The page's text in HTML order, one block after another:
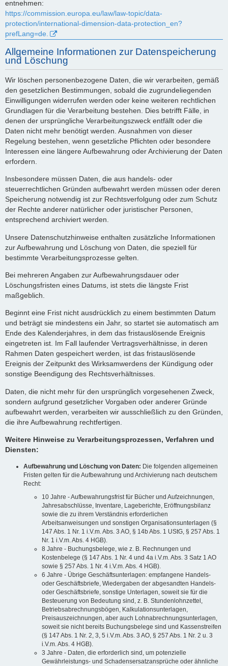
entnehmen:
https://commission.europa.eu/law/law-topic/data-
protection/international-dimension-data-protection_en?
prefLang=de.
Allgemeine Informationen zur Datenspeicherung
und Löschung
Wir löschen personenbezogene Daten, die wir verarbeiten, gemäß
den gesetzlichen Bestimmungen, sobald die zugrundeliegenden
Einwilligungen widerrufen werden oder keine weiteren rechtlichen
Grundlagen für die Verarbeitung bestehen. Dies betrifft Fälle, in
denen der ursprüngliche Verarbeitungszweck entfällt oder die
Daten nicht mehr benötigt werden. Ausnahmen von dieser
Regelung bestehen, wenn gesetzliche Pflichten oder besondere
Interessen eine längere Aufbewahrung oder Archivierung der Daten
erfordern.
Insbesondere müssen Daten, die aus handels- oder
steuerrechtlichen Gründen aufbewahrt werden müssen oder deren
Speicherung notwendig ist zur Rechtsverfolgung oder zum Schutz
der Rechte anderer natürlicher oder juristischer Personen,
entsprechend archiviert werden.
Unsere Datenschutzhinweise enthalten zusätzliche Informationen
zur Aufbewahrung und Löschung von Daten, die speziell für
bestimmte Verarbeitungsprozesse gelten.
Bei mehreren Angaben zur Aufbewahrungsdauer oder
Löschungsfristen eines Datums, ist stets die längste Frist
maßgeblich.
Beginnt eine Frist nicht ausdrücklich zu einem bestimmten Datum
und beträgt sie mindestens ein Jahr, so startet sie automatisch am
Ende des Kalenderjahres, in dem das fristauslösende Ereignis
eingetreten ist. Im Fall laufender Vertragsverhältnisse, in deren
Rahmen Daten gespeichert werden, ist das fristauslösende
Ereignis der Zeitpunkt des Wirksamwerdens der Kündigung oder
sonstige Beendigung des Rechtsverhältnisses.
Daten, die nicht mehr für den ursprünglich vorgesehenen Zweck,
sondern aufgrund gesetzlicher Vorgaben oder anderer Gründe
aufbewahrt werden, verarbeiten wir ausschließlich zu den Gründen,
die ihre Aufbewahrung rechtfertigen.
Weitere Hinweise zu Verarbeitungsprozessen, Verfahren und
Diensten:
Aufbewahrung und Löschung von Daten: Die folgenden allgemeinen
Fristen gelten für die Aufbewahrung und Archivierung nach deutschem
Recht:
10 Jahre - Aufbewahrungsfrist für Bücher und Aufzeichnungen,
Jahresabschlüsse, Inventare, Lageberichte, Eröffnungsbilanz
sowie die zu ihrem Verständnis erforderlichen
Arbeitsanweisungen und sonstigen Organisationsunterlagen (§
147 Abs. 1 Nr. 1 i.V.m. Abs. 3 AO, § 14b Abs. 1 UStG, § 257 Abs. 1
Nr. 1 i.V.m. Abs. 4 HGB).
8 Jahre - Buchungsbelege, wie z. B. Rechnungen und
Kostenbelege (§ 147 Abs. 1 Nr. 4 und 4a i.V.m. Abs. 3 Satz 1 AO
sowie § 257 Abs. 1 Nr. 4 i.V.m. Abs. 4 HGB).
6 Jahre - Übrige Geschäftsunterlagen: empfangene Handels-
oder Geschäftsbriefe, Wiedergaben der abgesandten Handels-
oder Geschäftsbriefe, sonstige Unterlagen, soweit sie für die
Besteuerung von Bedeutung sind, z. B. Stundenlohnzettel,
Betriebsabrechnungsbögen, Kalkulationsunterlagen,
Preisauszeichnungen, aber auch Lohnabrechnungsunterlagen,
soweit sie nicht bereits Buchungsbelege sind und Kassenstreifen
(§ 147 Abs. 1 Nr. 2, 3, 5 i.V.m. Abs. 3 AO, § 257 Abs. 1 Nr. 2 u. 3
i.V.m. Abs. 4 HGB).
3 Jahre - Daten, die erforderlich sind, um potenzielle
Gewährleistungs- und Schadensersatzansprüche oder ähnliche